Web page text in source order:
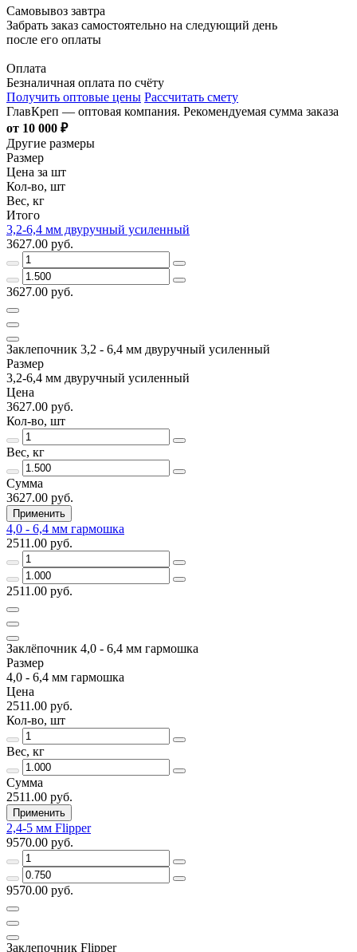
Самовывоз завтра
Забрать заказ самостоятельно на следующий день
после его оплаты
Оплата
Безналичная оплата по счёту
Получить оптовые цены Рассчитать смету
ГлавКреп — оптовая компания. Рекомендуемая сумма заказа
от 10 000 ₽
Другие размеры
Размер
Цена за шт
Кол-во, шт
Вес, кг
Итого
3,2-6,4 мм двуручный усиленный
3627.00 руб.
3627.00 руб.
Заклепочник 3,2 - 6,4 мм двуручный усиленный
Размер
3,2-6,4 мм двуручный усиленный
Цена
3627.00 руб.
Кол-во, шт
Вес, кг
Сумма
3627.00 руб.
Применить
4,0 - 6,4 мм гармошка
2511.00 руб.
2511.00 руб.
Заклёпочник 4,0 - 6,4 мм гармошка
Размер
4,0 - 6,4 мм гармошка
Цена
2511.00 руб.
Кол-во, шт
Вес, кг
Сумма
2511.00 руб.
Применить
2,4-5 мм Flipper
9570.00 руб.
9570.00 руб.
Заклепочник Flipper